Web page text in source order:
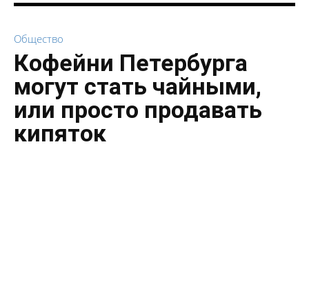
Общество
Кофейни Петербурга
могут стать чайными,
или просто продавать
кипяток